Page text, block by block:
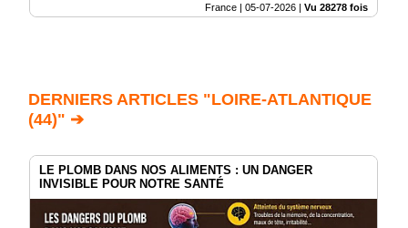
France | 05-07-2026 | Vu 28278 fois
DERNIERS ARTICLES "LOIRE-ATLANTIQUE
(44)" ➔
LE PLOMB DANS NOS ALIMENTS : UN DANGER
INVISIBLE POUR NOTRE SANTÉ